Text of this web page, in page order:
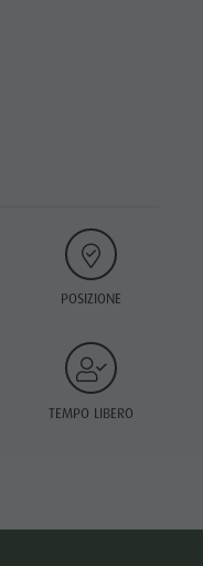
POSIZIONE
TEMPO LIBERO